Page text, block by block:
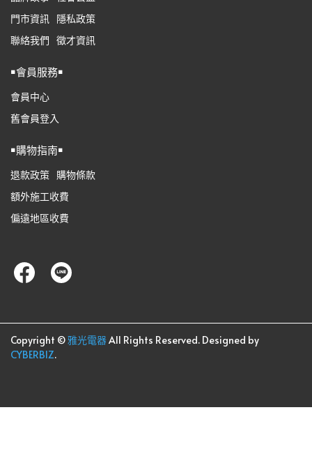
門市資訊
隱私政策
聯絡我們 徵才資訊
￭會員服務￭
會員中心
舊會員登入
￭購物指南￭
退款政策 購物條款
額外施工收費
偏遠地區收費
Copyright ©雅光電器All Rights Reserved. Designed by
CYBERBIZ.